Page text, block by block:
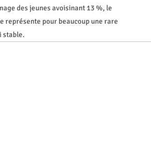
des jeunes avoisinant 13 %, le
représente pour beaucoup une rare
stable.